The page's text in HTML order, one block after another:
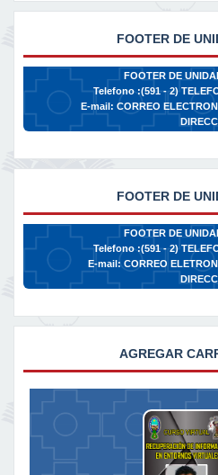
FOOTER DE
FOOTER DE
Telefono :(591 - 2)
E-mail: CORREO
FOOTER DE
FOOTER DE
Telefono :(591 - 2)
E-mail:CORREO
AGREGAR